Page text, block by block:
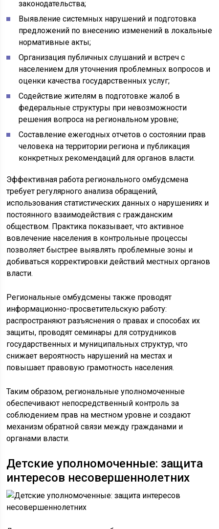
законодательства;
Выявление системных нарушений и подготовка
предложений по внесению изменений в локальные
нормативные акты;
Организация публичных слушаний и встреч с
населением для уточнения проблемных вопросов и
оценки качества государственных услуг;
Содействие жителям в подготовке жалоб в
федеральные структуры при невозможности
решения вопроса на региональном уровне;
Составление ежегодных отчетов о состоянии прав
человека на территории региона и публикация
конкретных рекомендаций для органов власти.
Эффективная работа регионального омбудсмена
требует регулярного анализа обращений,
использования статистических данных о нарушениях и
постоянного взаимодействия с гражданским
обществом. Практика показывает, что активное
вовлечение населения в контрольные процессы
позволяет быстрее выявлять проблемные зоны и
добиваться корректировки действий местных органов
власти.
Региональные омбудсмены также проводят
информационно-просветительскую работу:
распространяют разъяснения о правах и способах их
защиты, проводят семинары для сотрудников
государственных и муниципальных структур, что
снижает вероятность нарушений на местах и
повышает правовую грамотность населения.
Таким образом, региональные уполномоченные
обеспечивают непосредственный контроль за
соблюдением прав на местном уровне и создают
механизм обратной связи между гражданами и
органами власти.
Детские уполномоченные: защита
интересов несовершеннолетних